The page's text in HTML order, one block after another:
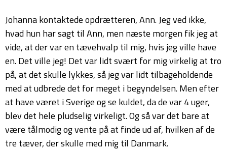
Johanna kontaktede opdrætteren, Ann. Jeg ved ikke,
hvad hun har sagt til Ann, men næste morgen fik jeg at
vide, at der var en tævehvalp til mig, hvis jeg ville have
en. Det ville jeg! Det var lidt svært for mig virkelig at tro
på, at det skulle lykkes, så jeg var lidt tilbageholdende
med at udbrede det for meget i begyndelsen. Men efter
at have været i Sverige og se kuldet, da de var 4 uger,
blev det hele pludselig virkeligt. Og så var det bare at
være tålmodig og vente på at finde ud af, hvilken af de
tre tæver, der skulle med mig til Danmark.